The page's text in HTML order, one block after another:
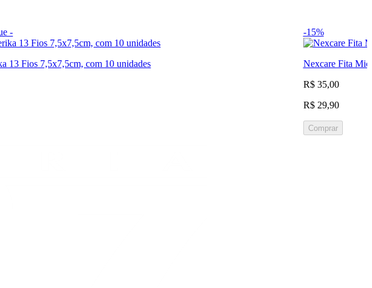
-
13 Fios 7,5x7,5cm, com 10 unidades
-15%
Nexcare Fita
R$ 35,00
R$ 29,90
Comprar